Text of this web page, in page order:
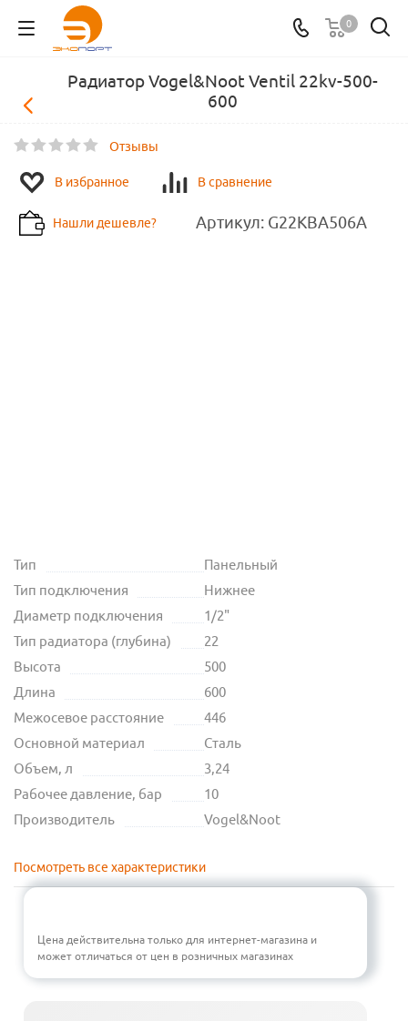
0
Радиатор Vogel&Noot Ventil 22kv-500-
600
Отзывы
В избранное В сравнение
Нашли дешевле? Артикул: G22KBA506A
Тип
Панельный
Тип подключения
Нижнее
Диаметр подключения
1/2"
Тип радиатора (глубина)
22
Высота
500
Длина
600
Межосевое расстояние
446
Основной материал
Сталь
Объем, л
3,24
Рабочее давление, бар
10
Производитель
Vogel&Noot
Посмотреть все характеристики
Цена действительна только для интернет-магазина и
может отличаться от цен в розничных магазинах